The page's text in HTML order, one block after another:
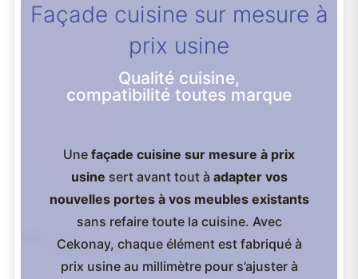
Façade cuisine sur mesure à
prix usine
Qualité cuisine,
compatibilité toutes marque
Une façade cuisine sur mesure à prix
usine sert avant tout à adapter vos
nouvelles portes à vos meubles existants
sans refaire toute la cuisine. Avec
Cekonay, chaque élément est fabriqué à
prix usine au millimètre pour s’ajuster à